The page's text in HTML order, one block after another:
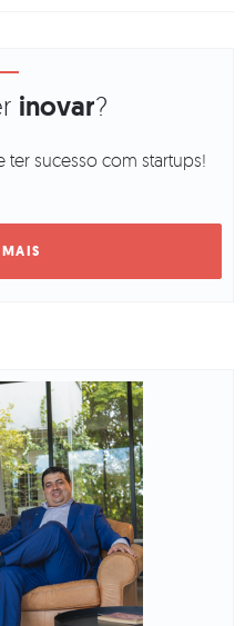
inovar?
ter sucesso com startups!